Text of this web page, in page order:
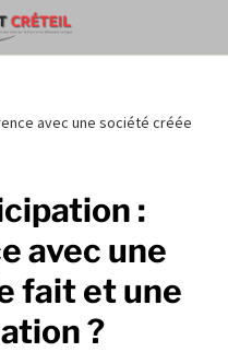
avec une société créée
:
avec une
fait et une
?